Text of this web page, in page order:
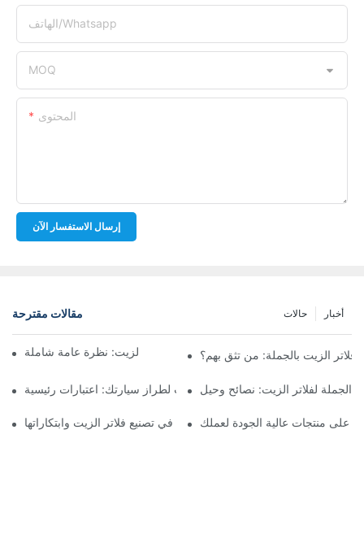
الهاتف/whatsapp
MOQ
المحتوى
إرسال الاستفسار الآن
مقالات مقترحة أخبار حالات
أفضل شركات تصنيع فلاتر الزيت: نظرة عامة شاملةالزيت بالجملة: من تثق بهم؟
اختيار فلتر الزيت المناسب لطراز سيارتك: اعتبارات رئيسية
الجملة لفلاتر الزيت: نصائح وحيل
تسليط الضوء على الشركات الرائدة في تصنيع فلاتر الزيت وابتكاراتها
على منتجات عالية الجودة لعملك